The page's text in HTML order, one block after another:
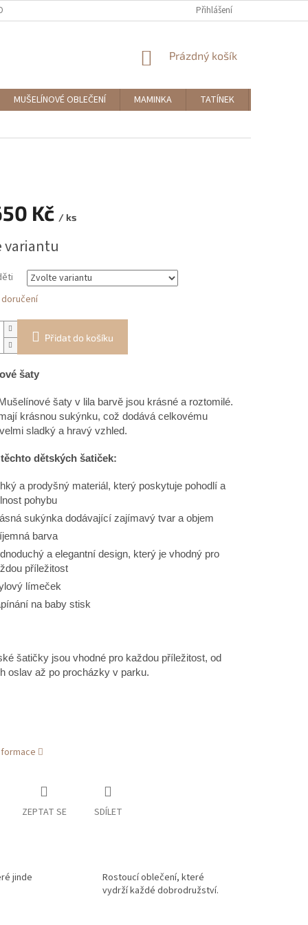
ÚDAJŮ Přihlášení
NÁKUPNÍ
Prázdný košík
MUŠELÍNOVÉ OBLEČENÍ MAMINKA TATÍNEK
Kč / ks
variantu
Přidat do košíku
šaty
šaty v lila barvě jsou krásné a roztomilé.
krásnou sukýnku, což dodává celkovému
sladký a hravý vzhled.
dětských šatiček:
a prodyšný materiál, který poskytuje pohodlí a
pohybu
sukýnka dodávající zajímavý tvar a objem
barva
a elegantní design, který je vhodný pro
příležitost
límeček
na baby stisk
šatičky jsou vhodné pro každou příležitost, od
oslav až po procházky v parku.
ZEPTAT SE SDÍLET
jinde
Rostoucí oblečení, které
vydrží každé dobrodružství.